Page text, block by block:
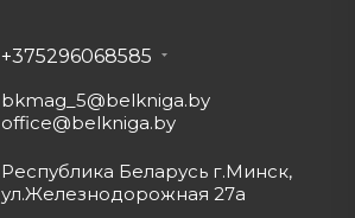
+375296068585
bkmag_5@belkniga.by
office@belkniga.by
Республика Беларусь г.Минск,
ул.Железнодорожная 27а